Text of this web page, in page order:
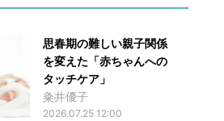
思春期の難しい親子関係
を変えた「赤ちゃんへの
タッチケア」
粂井優子
2026.07.25 12:00